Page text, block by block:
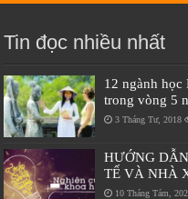
Tin đọc nhiều nhất
12 ngành
trong vòng 5
3 Tháng Tư, 2018
HƯỚNG
TẾ VÀ NHÀ
10 Tháng Tám,